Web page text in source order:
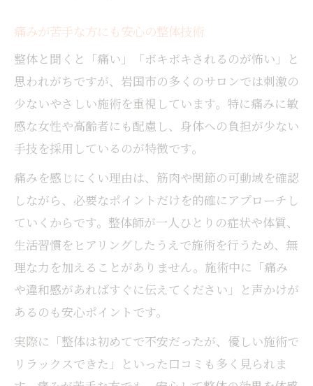
痛みが苦手な方にも安心の整体技術
整体と聞くと「痛い」「ボキボキされるのが怖い」と
思われがちですが、岩国市の多くのサロンでは刺激の
少ないやさしい施術を重視しています。特に痛みに敏
感な女性や高齢者にも配慮し、身体への負担が少ない
手技を採用しているのが特徴です。
痛みを感じにくい理由は、筋肉や関節の可動域を確認
しながら、必要なポイントだけを的確にアプローチし
ていくからです。整体師が一人ひとりの症状や体質、
生活習慣をヒアリングしたうえで施術を行うため、無
理な力を加えることがありません。施術中に「痛み
や違和感があればすぐに伝えてください」と声かけが
あるのも安心ポイントです。
実際に「整体は初めてで不安だったが、優しい施術で
リラックスできた」といった口コミも多く見られま